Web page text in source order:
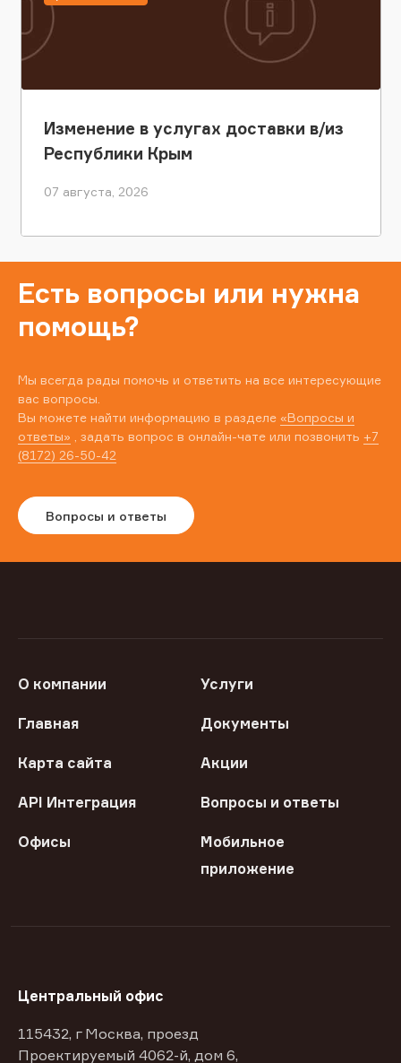
Изменение в услугах доставки в/из
Республики Крым
07 августа, 2026
Есть вопросы или нужна
помощь?
Мы всегда рады помочь и ответить на все интересующие
вас вопросы.
Вы можете найти информацию в разделе «Вопросы и
ответы» , задать вопрос в онлайн-чате или позвонить +7
(8172) 26-50-42
Вопросы и ответы
О компании Услуги
Главная Документы
Карта сайта Акции
API Интеграция Вопросы и ответы
Офисы
Мобильное
приложение
Центральный офис
115432, г Москва, проезд
Проектируемый 4062-й, дом 6,